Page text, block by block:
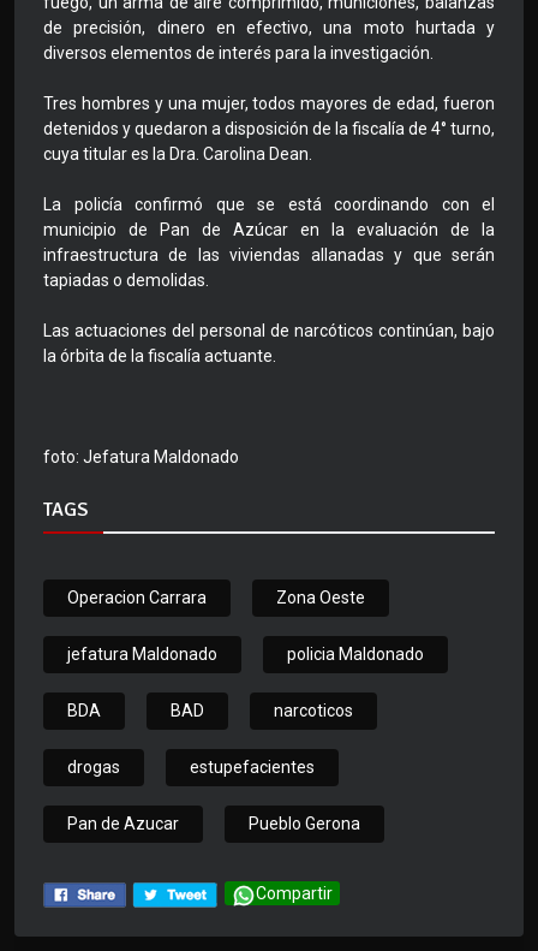
de precisión, dinero en efectivo, una moto hurtada y
diversos elementos de interés para la investigación.
Tres hombres y una mujer, todos mayores de edad, fueron
detenidos y quedaron a disposición de la fiscalía de 4° turno,
cuya titular es la Dra. Carolina Dean.
La policía confirmó que se está coordinando con el
municipio de Pan de Azúcar en la evaluación de la
infraestructura de las viviendas allanadas y que serán
tapiadas o demolidas.
Las actuaciones del personal de narcóticos continúan, bajo
la órbita de la fiscalía actuante.
foto: Jefatura Maldonado
TAGS
Operacion Carrara Zona Oeste
jefatura Maldonado policia Maldonado
BDA BAD narcoticos
drogas estupefacientes
Pan de Azucar Pueblo Gerona
Compartir